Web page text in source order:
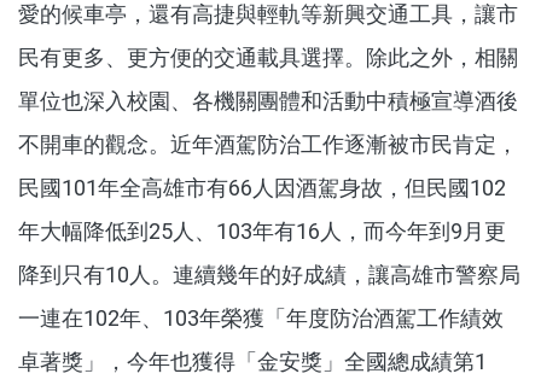
愛的候車亭，還有高捷與輕軌等新興交通工具，讓市
民有更多、更方便的交通載具選擇。除此之外，相關
單位也深入校園、各機關團體和活動中積極宣導酒後
不開車的觀念。近年酒駕防治工作逐漸被市民肯定，
民國101年全高雄市有66人因酒駕身故，但民國102
年大幅降低到25人、103年有16人，而今年到9月更
降到只有10人。連續幾年的好成績，讓高雄市警察局
一連在102年、103年榮獲「年度防治酒駕工作績效
卓著獎」，今年也獲得「金安獎」全國總成績第1